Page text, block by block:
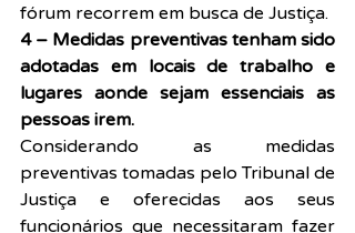
fórum recorrem em busca de Justiça.
4 – Medidas preventivas tenham sido
adotadas em locais de trabalho e
lugares aonde sejam essenciais as
pessoas irem.
Considerando as medidas
preventivas tomadas pelo Tribunal de
Justiça e oferecidas aos seus
funcionários que necessitaram fazer